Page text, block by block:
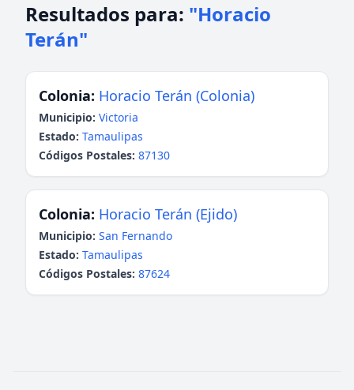
Resultados para: "Horacio
Terán"
Colonia: Horacio Terán (Colonia)
Municipio: Victoria
Estado: Tamaulipas
Códigos Postales: 87130
Colonia: Horacio Terán (Ejido)
Municipio: San Fernando
Estado: Tamaulipas
Códigos Postales: 87624